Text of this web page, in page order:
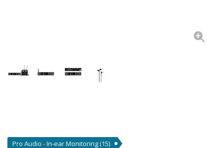
Pro Audio - In-ear Monitoring(15)